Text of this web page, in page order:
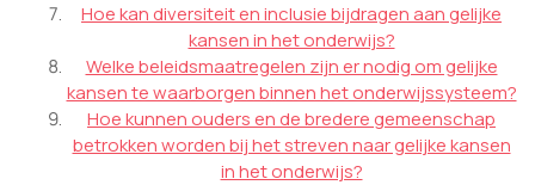
Hoe kan diversiteit en inclusie bijdragen aan gelijke
kansen in het onderwijs?
Welke beleidsmaatregelen zijn er nodig om gelijke
kansen te waarborgen binnen het onderwijssysteem?
Hoe kunnen ouders en de bredere gemeenschap
betrokken worden bij het streven naar gelijke kansen
in het onderwijs?